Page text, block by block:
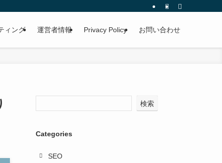
ィング 運営者情報 Privacy Policy お問い合わせ
検索
Categories
SEO